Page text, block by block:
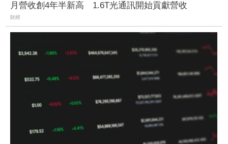
月營收創4年半新高 1.6T光通訊開始貢獻營收
財經